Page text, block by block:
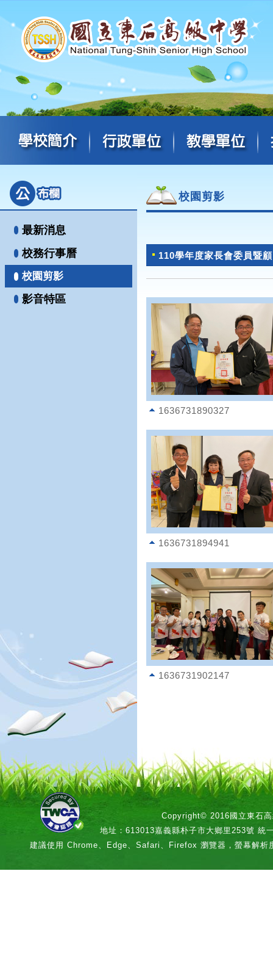
最新消息
校務行事曆
校園剪影
影音特區
校園剪影
110學年度家長會委員暨
1636731890327
1636731894941
1636731902147
Copyright© 2016國立東石高
地址：613013嘉義縣朴子市大鄉里253號 統
建議使用 Chrome、Edge、Safari、Firefox 瀏覽器，螢幕解